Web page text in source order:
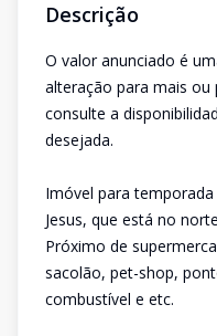
Descrição
O valor anunciado é
alteração para mais
consulte a
desejada.
Imóvel para
Jesus, que está no
Próximo de
sacolão, pet-shop,
combustível e etc.